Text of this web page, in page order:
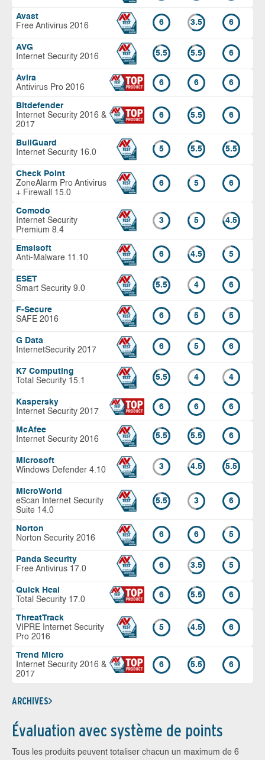
Avast
Free Antivirus 2016
6 3.5 6
AVG
Internet Security 2016
5.5 5.5 6
Avira
Antivirus Pro 2016
6 6 6
Bitdefender
Internet Security 2016 &
2017
6 5.5 6
BullGuard
Internet Security 16.0
5 5.5 5.5
Check Point
ZoneAlarm Pro Antivirus
+ Firewall 15.0
6 5 6
Comodo
Internet Security
Premium 8.4
3 5 4.5
Emsisoft
Anti-Malware 11.10
6 4.5 5
ESET
Smart Security 9.0
5.5 4 6
F-Secure
SAFE 2016
6 5 5
G Data
InternetSecurity 2017
6 5 6
K7 Computing
Total Security 15.1
5.5 4 4
Kaspersky
Internet Security 2017
6 6 6
McAfee
Internet Security 2016
5.5 5.5 6
Microsoft
Windows Defender 4.10
3 4.5 5.5
MicroWorld
eScan Internet Security
Suite 14.0
5.5 3 6
Norton
Norton Security 2016
6 6 5
Panda Security
Free Antivirus 17.0
6 3.5 5
Quick Heal
Total Security 17.0
6 5.5 6
ThreatTrack
VIPRE Internet Security
Pro 2016
5 4.5 6
Trend Micro
Internet Security 2016 &
2017
6 5.5 6
ARCHIVES
Évaluation avec système de points
Tous les produits peuvent totaliser chacun un maximum de 6